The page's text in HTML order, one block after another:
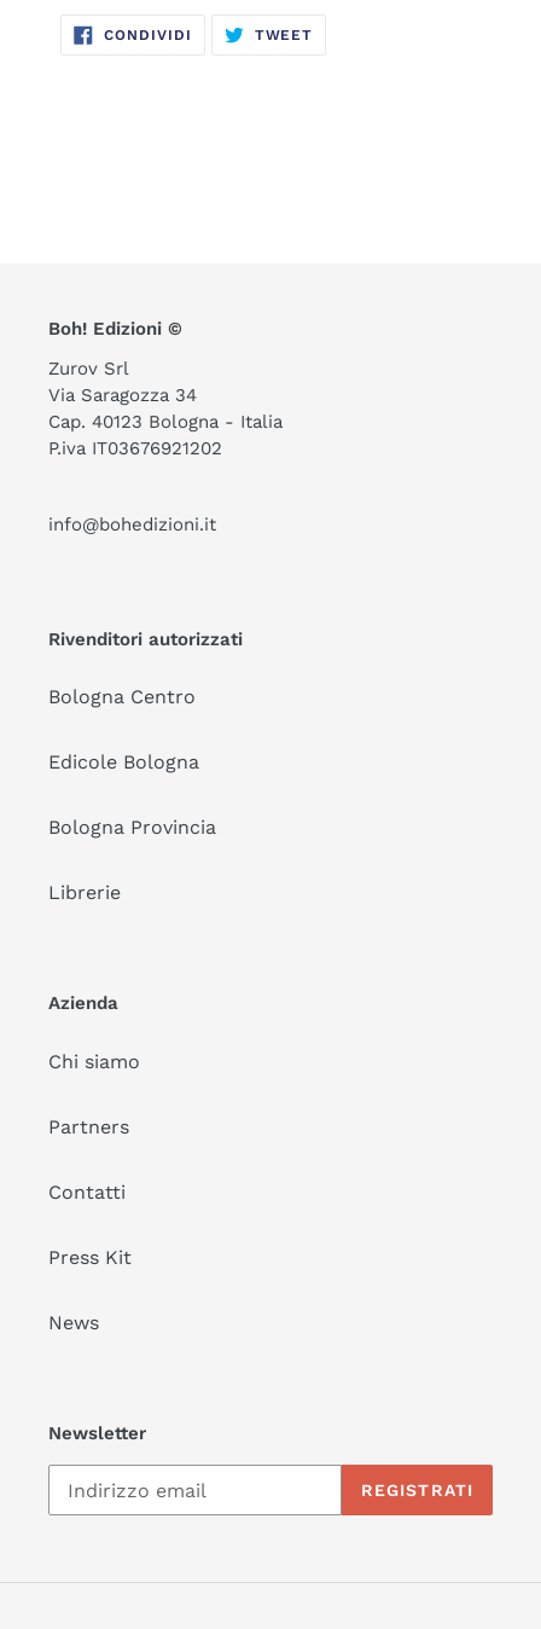
CONDIVIDI CONDIVIDITWEET
Boh! Edizioni ©
Zurov Srl
Via Saragozza 34
Cap. 40123 Bologna - Italia
P.iva IT03676921202
info@bohedizioni.it
Rivenditori autorizzati
Bologna Centro
Edicole Bologna
Bologna Provincia
Librerie
Azienda
Chi siamo
Partners
Contatti
Press Kit
News
Newsletter
REGISTRATI